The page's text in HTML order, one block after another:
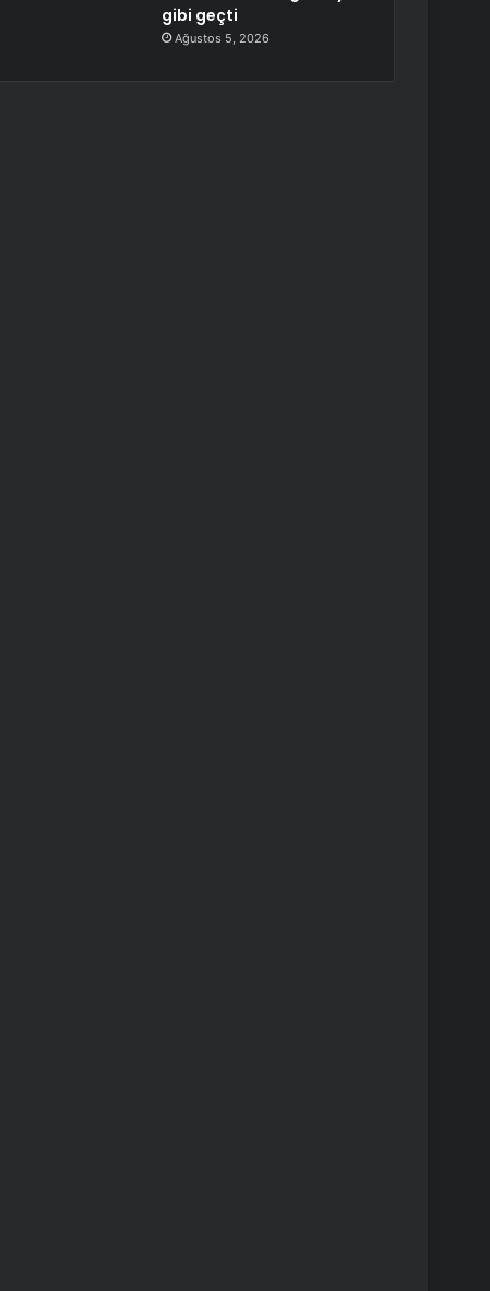
gibi geçti
Ağustos 5, 2026